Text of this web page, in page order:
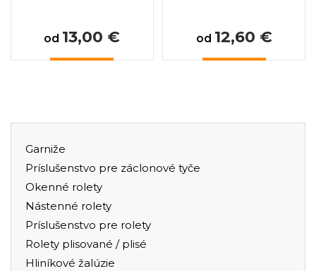
Garniže
Príslušenstvo pre záclonové tyče
Okenné rolety
Nástenné rolety
Príslušenstvo pre rolety
Rolety plisované / plisé
Hliníkové žalúzie
od 13,00 € od 12,60 €